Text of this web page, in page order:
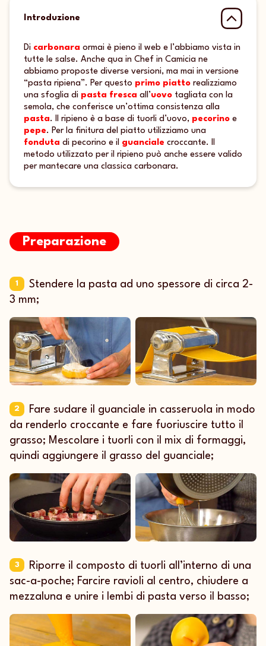
Preparazione
1
Stendere la pasta ad uno spessore di circa 2-
3 mm;
2
Fare sudare il guanciale in casseruola in modo
da renderlo croccante e fare fuoriuscire tutto il
grasso; Mescolare i tuorli con il mix di formaggi,
quindi aggiungere il grasso del guanciale;
3
Riporre il composto di tuorli all’interno di una
sac-a-poche; Farcire ravioli al centro, chiudere a
mezzaluna e unire i lembi di pasta verso il basso;
Introduzione
Di carbonara ormai è pieno il web e l’abbiamo vista in
tutte le salse. Anche qua in Chef in Camicia ne
abbiamo proposte diverse versioni, ma mai in versione
“pasta ripiena”. Per questo primo piatto realizziamo
una sfoglia di pasta fresca all’uovo tagliata con la
semola, che conferisce un’ottima consistenza alla
pasta. Il ripieno è a base di tuorli d’uovo, pecorino e
pepe. Per la finitura del piatto utilizziamo una
fonduta di pecorino e il guanciale croccante. Il
metodo utilizzato per il ripieno può anche essere valido
per mantecare una classica carbonara.